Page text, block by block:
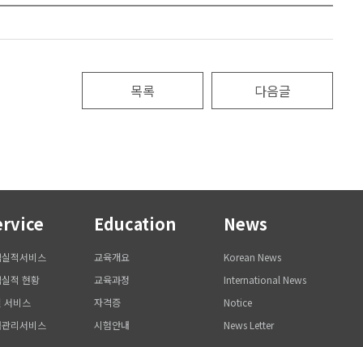
다음글
목록
적서비스
적 현황
서비스
리서비스
Education
교육개요
교육과정
자격증
시험안내
News
Korean News
International News
Notice
News Letter